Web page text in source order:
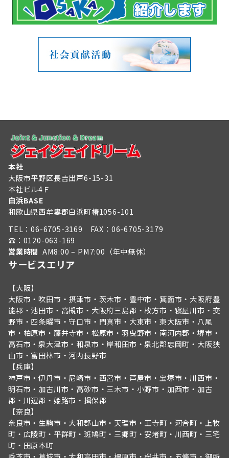
本社
大阪市平野区長吉出戸6-15-31
本社ビル4Ｆ
白浜BASE
和歌山県西牟婁郡白浜町椿1056-101
TEL：06-6705-3169 FAX：06-6705-3179
☎︎： 0120-063-169
営業時間 AM8:00 – PM7:00（年中無休）
サービスエリア
【大阪】
大阪市・吹田市・摂津市・茨木市・豊中市・箕面市・大阪府豊
能郡・池田市・高槻市・大阪府三島郡・枚方市・寝屋川市・交
野市・四条畷市・守口市・門真市・大東市・東大阪市・八尾
市・柏原市・藤井寺市・松原市・羽曳野市・南河内郡・堺市・
高石市・泉大津市・和泉市・岸和田市・泉北郡忠岡町・大阪狭
山市・富田林市・河内長野市
【兵庫】
神戸市・伊丹市・尼崎市・西宮市・芦屋市・宝塚市・川西市・
明石市・加古川市・高砂市・三木市・小野市・加西市・加古
郡・川辺郡・姫路市・揖保郡
【奈良】
奈良市・生駒市・大和郡山市・天理市・王寺町・河合町・上牧
町・広陵町・平群町・斑鳩町・三郷町・安堵町・川西町・三宅
町・田原本町